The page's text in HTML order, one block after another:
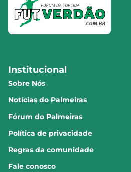
Institucional
Sobre Nós
Notícias do Palmeiras
Fórum do Palmeiras
Política de privacidade
Regras da comunidade
Fale conosco